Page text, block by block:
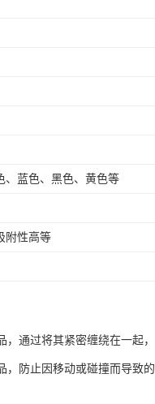
、蓝色、黑色、黄色等
附性高等
通过将其紧密缠绕在一起，
，防止因移动或碰撞而导致的